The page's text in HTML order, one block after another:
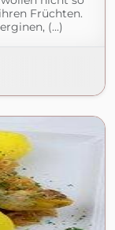
Früchten.
(...)